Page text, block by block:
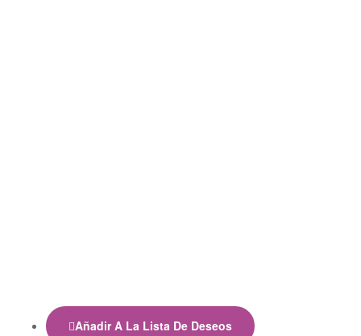
Añadir A La Lista De Deseos